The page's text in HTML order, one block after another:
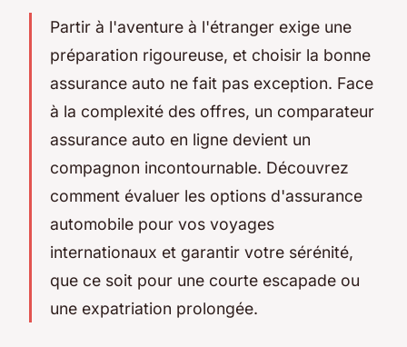
Partir à l'aventure à l'étranger exige une
préparation rigoureuse, et choisir la bonne
assurance auto ne fait pas exception. Face
à la complexité des offres, un comparateur
assurance auto en ligne devient un
compagnon incontournable. Découvrez
comment évaluer les options d'assurance
automobile pour vos voyages
internationaux et garantir votre sérénité,
que ce soit pour une courte escapade ou
une expatriation prolongée.